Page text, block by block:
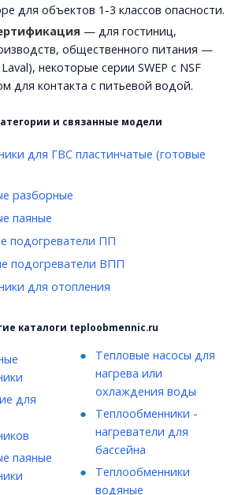
для объектов 1-3 классов опасности.
— для гостиниц,
общественного питания —
некоторые серии SWEP с NSF
для контакта с питьевой водой.
и связанные модели
для ГВС пластинчатые (готовые
разборные
паяные
подогреватели ПП
подогреватели ВПП
для отопления
каталоги teploobmennic.ru
для
паяные
Тепловые насосы для
нагрева или
охлаждения воды
Теплообменники -
нагреватели для
бассейна
Теплообменники
водяные